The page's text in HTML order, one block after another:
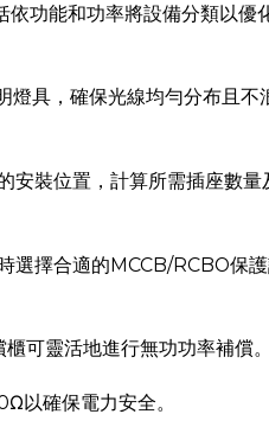
功能和功率將設備分類以優
燈具，確保光線均勻分布且不
安裝位置，計算所需插座數量
選擇合適的MCCB/RCBO保
可靈活地進行無功功率補償。
以確保電力安全。